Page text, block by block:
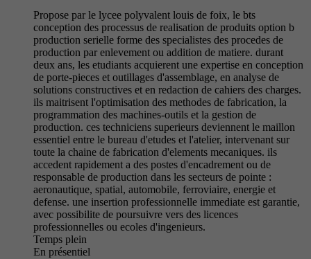
Propose par le lycee polyvalent louis de foix, le bts
conception des processus de realisation de produits option b
production serielle forme des specialistes des procedes de
production par enlevement ou addition de matiere. durant
deux ans, les etudiants acquierent une expertise en conception
de porte-pieces et outillages d'assemblage, en analyse de
solutions constructives et en redaction de cahiers des charges.
ils maitrisent l'optimisation des methodes de fabrication, la
programmation des machines-outils et la gestion de
production. ces techniciens superieurs deviennent le maillon
essentiel entre le bureau d'etudes et l'atelier, intervenant sur
toute la chaine de fabrication d'elements mecaniques. ils
accedent rapidement a des postes d'encadrement ou de
responsable de production dans les secteurs de pointe :
aeronautique, spatial, automobile, ferroviaire, energie et
defense. une insertion professionnelle immediate est garantie,
avec possibilite de poursuivre vers des licences
professionnelles ou ecoles d'ingenieurs.
Temps plein
En présentiel